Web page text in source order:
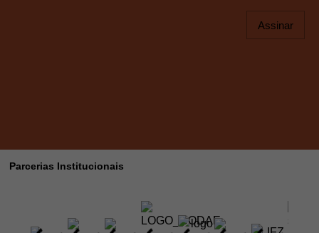
Assinar
Parcerias Institucionais